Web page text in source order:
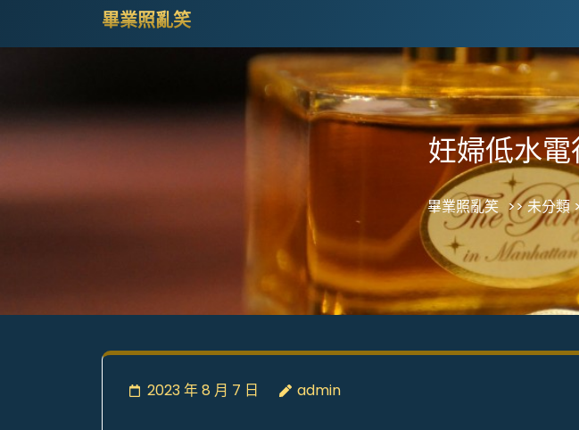
Enter)
畢業照亂笑
妊婦低水
畢業照亂笑 >> 未分類
2023 年 8 月 7 日 admin